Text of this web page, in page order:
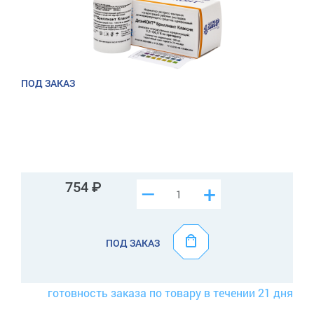
ПОД ЗАКАЗ
754 +
–
ПОД ЗАКАЗ
готовность заказа по товару в течении 21 дня